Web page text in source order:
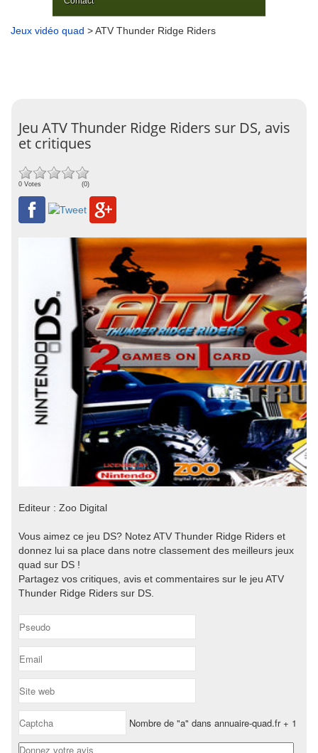
Jeux vidéo quad > ATV Thunder Ridge Riders
Jeu ATV Thunder Ridge Riders sur DS, avis
et critiques
0 Votes (0)
Editeur : Zoo Digital
Vous aimez ce jeu DS? Notez ATV Thunder Ridge Riders et
donnez lui sa place dans notre classement des meilleurs jeux
quad sur DS !
Partagez vos critiques, avis et commentaires sur le jeu ATV
Thunder Ridge Riders sur DS.
Nombre de "a" dans annuaire-quad.fr + 1